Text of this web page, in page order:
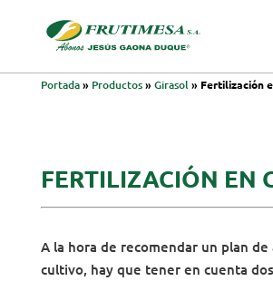
Portada» Productos» Girasol» Fertilización
FERTILIZACIÓN EN
A la hora de recomendar un plan de
cultivo, hay que tener en cuenta